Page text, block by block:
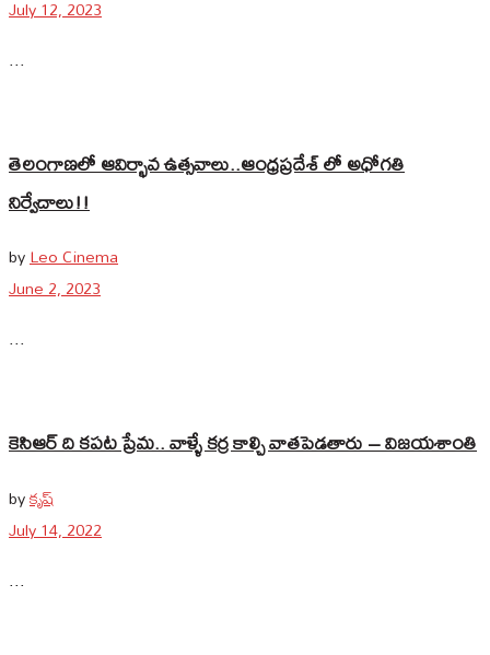
July 12, 2023
...
తెలంగాణలో ఆవిర్భావ ఉత్సవాలు..ఆంధ్రప్రదేశ్ లో అధోగతి
నిర్వేదాలు!!
byLeo Cinema
June 2, 2023
...
కెసిఆర్ ది కపట ప్రేమ.. వాళ్ళే కర్ర కాల్చి వాతపెడతారు – విజయశాంతి
byకృష్
July 14, 2022
...